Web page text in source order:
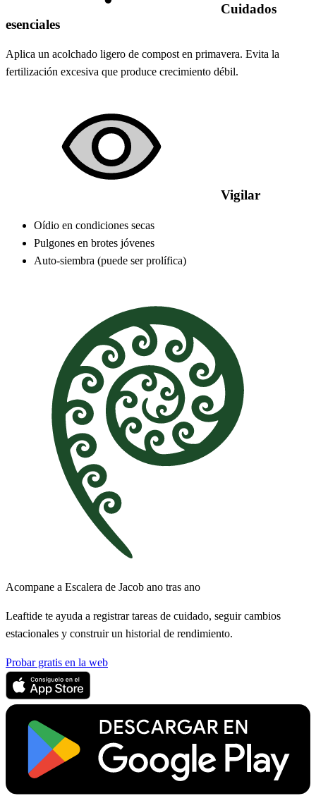
Cuidados
esenciales
Aplica un acolchado ligero de compost en primavera. Evita la
fertilización excesiva que produce crecimiento débil.
Vigilar
Oídio en condiciones secas
Pulgones en brotes jóvenes
Auto-siembra (puede ser prolífica)
Acompane a Escalera de Jacob ano tras ano
Leaftide te ayuda a registrar tareas de cuidado, seguir cambios
estacionales y construir un historial de rendimiento.
Probar gratis en la web